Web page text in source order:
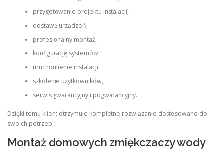
przygotowanie projektu instalacji,
dostawę urządzeń,
profesjonalny montaż,
konfigurację systemów,
uruchomienie instalacji,
szkolenie użytkowników,
serwis gwarancyjny i pogwarancyjny.
Dzięki temu klient otrzymuje kompletne rozwiązanie dostosowane do
swoich potrzeb.
Montaż domowych zmiękczaczy wody